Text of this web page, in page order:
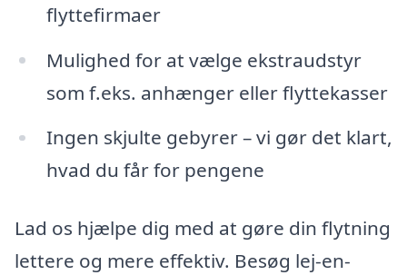
flyttefirmaer
Mulighed for at vælge ekstraudstyr
som f.eks. anhænger eller flyttekasser
Ingen skjulte gebyrer – vi gør det klart,
hvad du får for pengene
Lad os hjælpe dig med at gøre din flytning
lettere og mere effektiv. Besøg lej-en-